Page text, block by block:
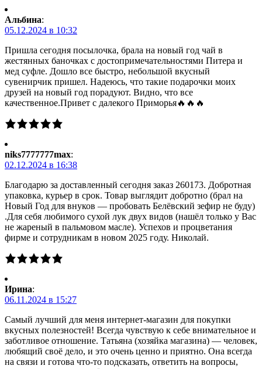
Альбина:
05.12.2024 в 10:32
Пришла сегодня посылочка, брала на новый год чай в
жестянных баночках с достопримечательностями Питера и
мед суфле. Дошло все быстро, небольшой вкусный
сувенирчик пришел. Надеюсь, что такие подарочки моих
друзей на новый год порадуют. Видно, что все
качественное.Привет с далекого Приморья🔥🔥🔥
niks7777777max:
02.12.2024 в 16:38
Благодарю за доставленный сегодня заказ 260173. Добротная
упаковка, курьер в срок. Товар выглядит добротно (брал на
Новый Год для внуков — пробовать Белёвский зефир не буду)
.Для себя любимого сухой лук двух видов (нашёл только у Вас
не жареный в пальмовом масле). Успехов и процветания
фирме и сотрудникам в новом 2025 году. Николай.
Ирина:
06.11.2024 в 15:27
Самый лучший для меня интернет-магазин для покупки
вкусных полезностей! Всегда чувствую к себе внимательное и
заботливое отношение. Татьяна (хозяйка магазина) — человек,
любящий своё дело, и это очень ценно и приятно. Она всегда
на связи и готова что-то подсказать, ответить на вопросы,